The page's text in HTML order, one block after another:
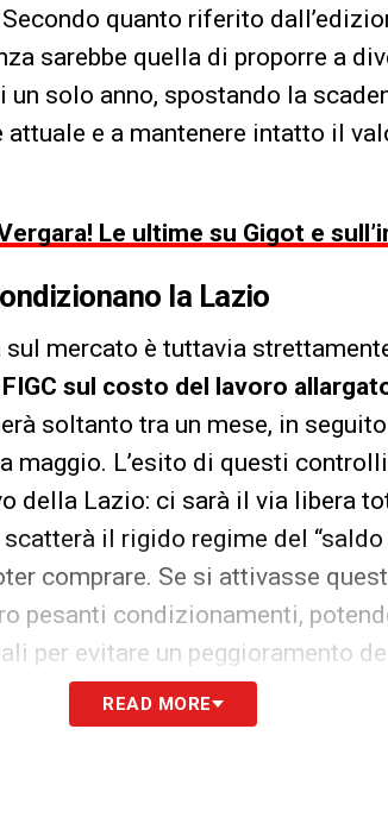
quanto riferito
sarebbe quella di proporre a
solo anno, spostando la
e a mantenere intatto il
Le ultime su Gigot e
la Lazio
mercato è tuttavia
FIGC sul costo del lavoro
soltanto tra un mese, in
maggio. L’esito di questi
della Lazio: ci sarà il via libera
il rigido regime del “saldo
comprare. Se si attivasse
pesanti condizionamenti,
per evitare un peggioramento
facendo il massimo per
READ MORE